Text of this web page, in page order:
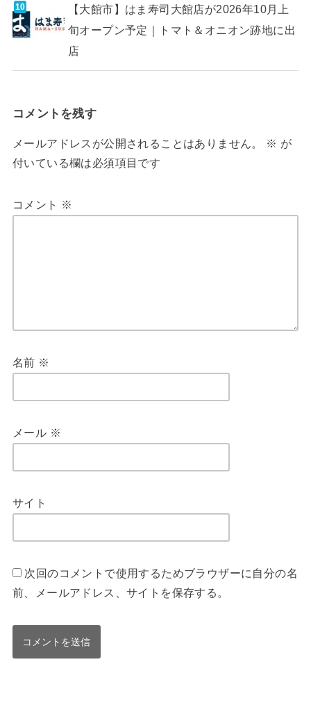
【大館市】はま寿司大館店が2026年10月上
旬オープン予定｜トマト＆オニオン跡地に出
店
コメントを残す
メールアドレスが公開されることはありません。 ※ が
付いている欄は必須項目です
コメント ※
名前 ※
メール ※
サイト
次回のコメントで使用するためブラウザーに自分の名
前、メールアドレス、サイトを保存する。